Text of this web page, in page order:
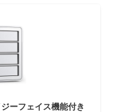
ーフェイス機能付き